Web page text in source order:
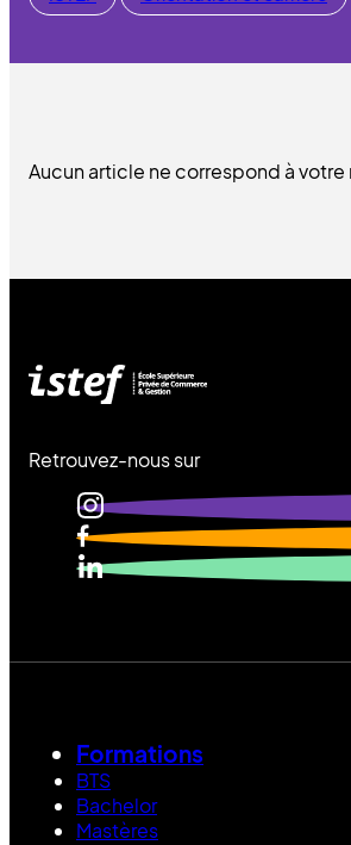
Aucun article ne correspond à
Retrouvez-nous sur
Formations
BTS
Bachelor
Mastères